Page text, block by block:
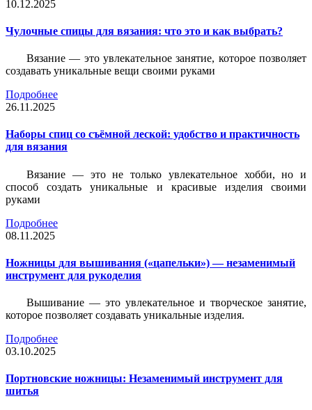
10.12.2025
Чулочные спицы для вязания: что это и как выбрать?
Вязание — это увлекательное занятие, которое позволяет
создавать уникальные вещи своими руками
Подробнее
26.11.2025
Наборы спиц со съёмной леской: удобство и практичность
для вязания
Вязание — это не только увлекательное хобби, но и
способ создать уникальные и красивые изделия своими
руками
Подробнее
08.11.2025
Ножницы для вышивания («цапельки») — незаменимый
инструмент для рукоделия
Вышивание — это увлекательное и творческое занятие,
которое позволяет создавать уникальные изделия.
Подробнее
03.10.2025
Портновские ножницы: Незаменимый инструмент для
шитья